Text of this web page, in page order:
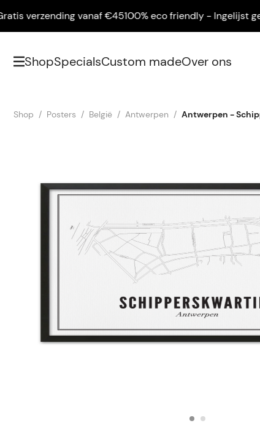
vanaf €45100% eco friendly - Ingelijst
ShopSpecialsCustom madeOver ons
Shop Posters België Antwerpen Antwerpen -